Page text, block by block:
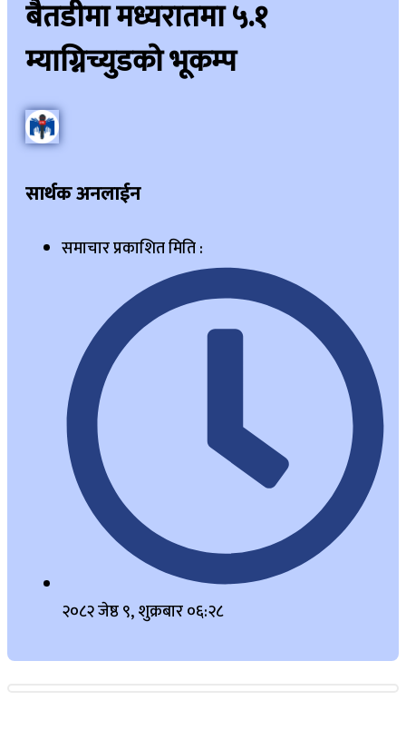
बैतडीमा मध्यरातमा ५.१
म्याग्निच्युडको भूकम्प
सार्थक अनलाईन
समाचार प्रकाशित मिति :
२०८२ जेष्ठ ९, शुक्रबार ०६:२८